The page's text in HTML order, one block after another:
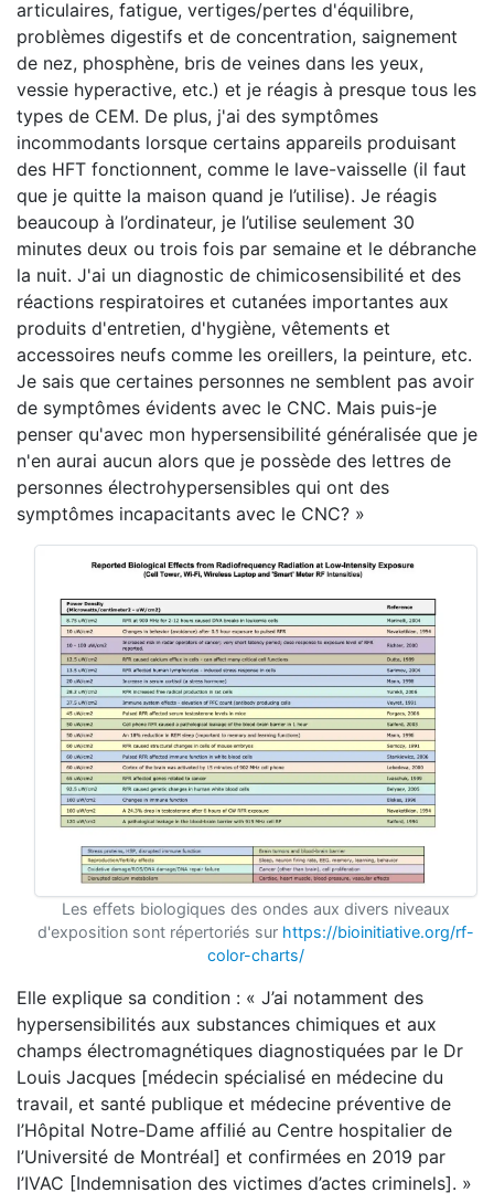
articulaires, fatigue, vertiges/pertes d'équilibre,
problèmes digestifs et de concentration, saignement
de nez, phosphène, bris de veines dans les yeux,
vessie hyperactive, etc.) et je réagis à presque tous les
types de CEM. De plus, j'ai des symptômes
incommodants lorsque certains appareils produisant
des HFT fonctionnent, comme le lave-vaisselle (il faut
que je quitte la maison quand je l’utilise). Je réagis
beaucoup à l’ordinateur, je l’utilise seulement 30
minutes deux ou trois fois par semaine et le débranche
la nuit. J'ai un diagnostic de chimicosensibilité et des
réactions respiratoires et cutanées importantes aux
produits d'entretien, d'hygiène, vêtements et
accessoires neufs comme les oreillers, la peinture, etc.
Je sais que certaines personnes ne semblent pas avoir
de symptômes évidents avec le CNC. Mais puis-je
penser qu'avec mon hypersensibilité généralisée que je
n'en aurai aucun alors que je possède des lettres de
personnes électrohypersensibles qui ont des
symptômes incapacitants avec le CNC? »
Les effets biologiques des ondes aux divers niveaux
d'exposition sont répertoriés sur https://bioinitiative.org/rf-
color-charts/
Elle explique sa condition : « J’ai notamment des
hypersensibilités aux substances chimiques et aux
champs électromagnétiques diagnostiquées par le Dr
Louis Jacques [médecin spécialisé en médecine du
travail, et santé publique et médecine préventive de
l’Hôpital Notre-Dame affilié au Centre hospitalier de
l’Université de Montréal] et confirmées en 2019 par
l’IVAC [Indemnisation des victimes d’actes criminels]. »